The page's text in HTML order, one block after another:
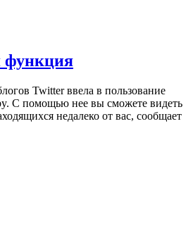
функция
Twitter ввела в пользование
С помощью нее вы сможете видеть
недалеко от вас, сообщает